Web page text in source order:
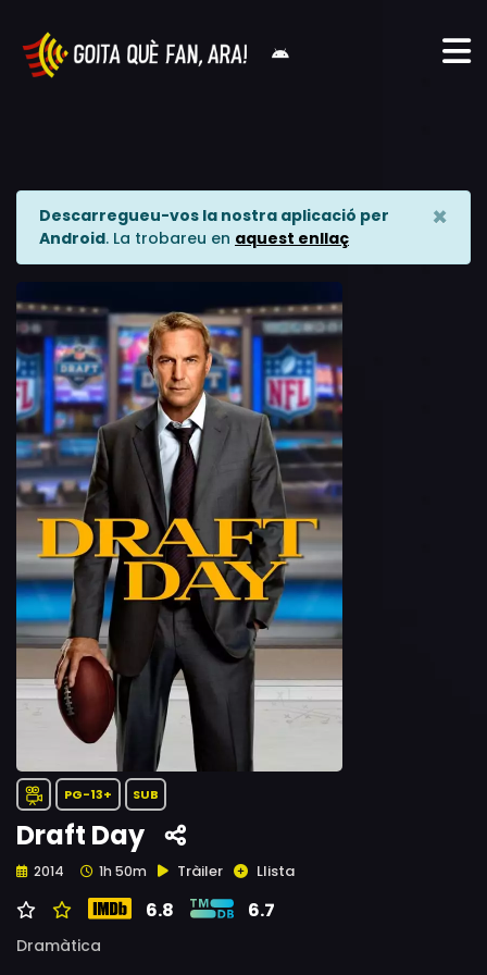
Descarregueu-vos la nostra aplicació per
Android. La trobareu en aquest enllaç
×
PG-13+ SUB
Draft Day
2014 1h 50m Tràiler Llista
6.8 6.7
Dramàtica